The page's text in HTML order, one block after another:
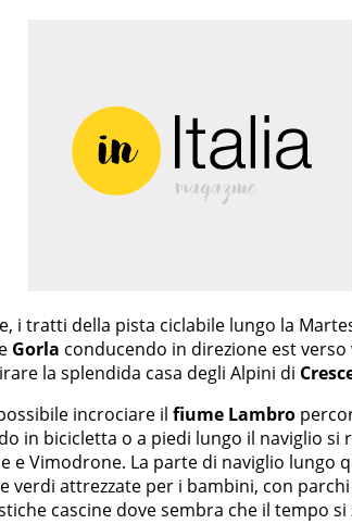
i tratti della pista ciclabile lungo la
e Gorla conducendo in direzione est verso
la splendida casa degli Alpini di
incrociare il fiume Lambro
in bicicletta o a piedi lungo il naviglio si
e Vimodrone. La parte di naviglio lungo
verdi attrezzate per i bambini, con
cascine dove sembra che il tempo